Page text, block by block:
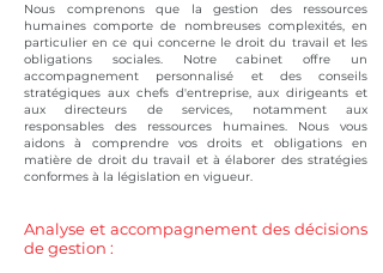
Nous comprenons que la gestion des ressources
humaines comporte de nombreuses complexités, en
particulier en ce qui concerne le droit du travail et les
obligations sociales. Notre cabinet offre un
accompagnement personnalisé et des conseils
stratégiques aux chefs d'entreprise, aux dirigeants et
aux directeurs de services, notamment aux
responsables des ressources humaines. Nous vous
aidons à comprendre vos droits et obligations en
matière de droit du travail et à élaborer des stratégies
conformes à la législation en vigueur.
Analyse et accompagnement des décisions
de gestion :